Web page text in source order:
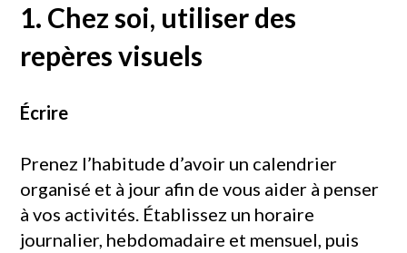
1. Chez soi, utiliser des
repères visuels
Écrire
Prenez l’habitude d’avoir un calendrier
organisé et à jour afin de vous aider à penser
à vos activités. Établissez un horaire
journalier, hebdomadaire et mensuel, puis